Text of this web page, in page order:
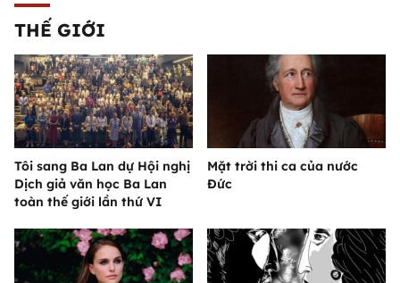
THẾ GIỚI
Tôi sang Ba Lan dự Hội nghị
Dịch giả văn học Ba Lan
toàn thế giới lần thứ VI
Mặt trời thi ca của nước
Đức